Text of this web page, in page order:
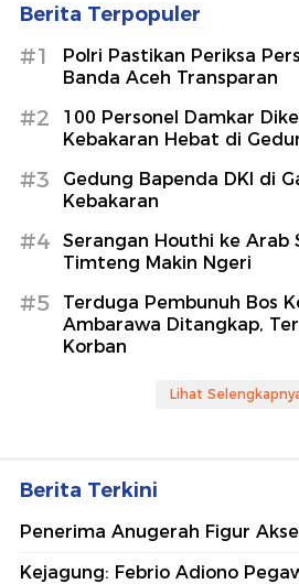
Berita Terpopuler
#1
Polri Pastikan Periksa
Banda Aceh Transparan
#2
100 Personel Damkar
Kebakaran Hebat di
#3
Gedung Bapenda DKI di
Kebakaran
#4
Serangan Houthi ke Arab
Timteng Makin Ngeri
#5
Terduga Pembunuh Bos
Ambarawa Ditangkap,
Korban
Lihat
Berita Terkini
Penerima Anugerah Figur
Kejagung: Febrio Adiono